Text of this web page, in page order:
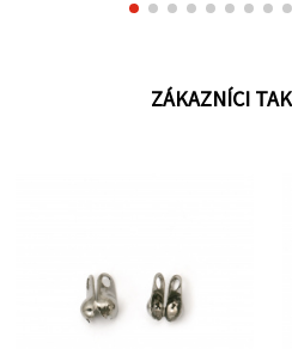
ZÁKAZNÍCI